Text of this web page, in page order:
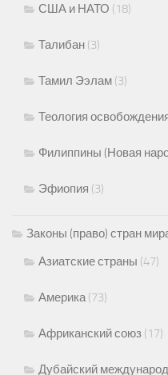
США и НАТО (18)
Талибан (3)
Тамил Ээлам (3)
Теология
Филиппины (Новая
Эфиопия (3)
Законы (право) стран
Азиатские страны (47)
Америка(73)
Африканский союз (17)
Дубайский